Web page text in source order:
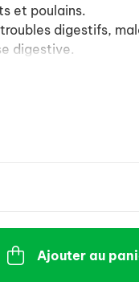
et poulains.
digestifs,
digestive.
Ajouter au